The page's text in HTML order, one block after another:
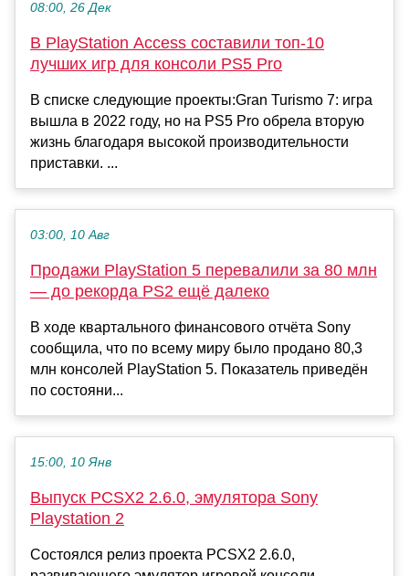
08:00, 26 Дек
В PlayStation Access составили топ-10
лучших игр для консоли PS5 Pro
В списке следующие проекты:Gran Turismo 7: игра
вышла в 2022 году, но на PS5 Pro обрела вторую
жизнь благодаря высокой производительности
приставки. ...
03:00, 10 Авг
Продажи PlayStation 5 перевалили за 80 млн
— до рекорда PS2 ещё далеко
В ходе квартального финансового отчёта Sony
сообщила, что по всему миру было продано 80,3
млн консолей PlayStation 5. Показатель приведён
по состояни...
15:00, 10 Янв
Выпуск PCSX2 2.6.0, эмулятора Sony
Playstation 2
Состоялся релиз проекта PCSX2 2.6.0,